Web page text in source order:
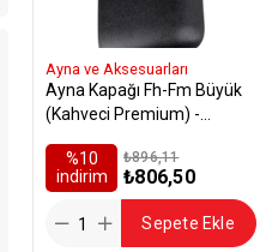
Ayna ve Aksesuarları
Ayna Kapağı Fh-Fm Büyük
(Kahveci Premium) -
%10
i̇ndirim
₺806,50
₺896,11
Sepete Ekle